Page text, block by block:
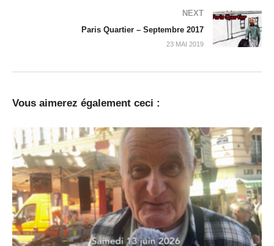
NEXT
Paris Quartier – Septembre 2017
23 MAI 2019
Vous aimerez également ceci :